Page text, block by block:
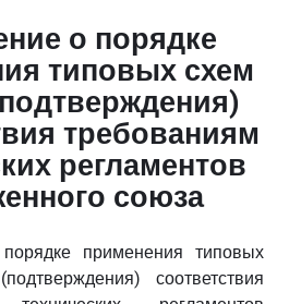
о порядке
типовых схем
требованиям
регламентов
союза
применения типовых
соответствия